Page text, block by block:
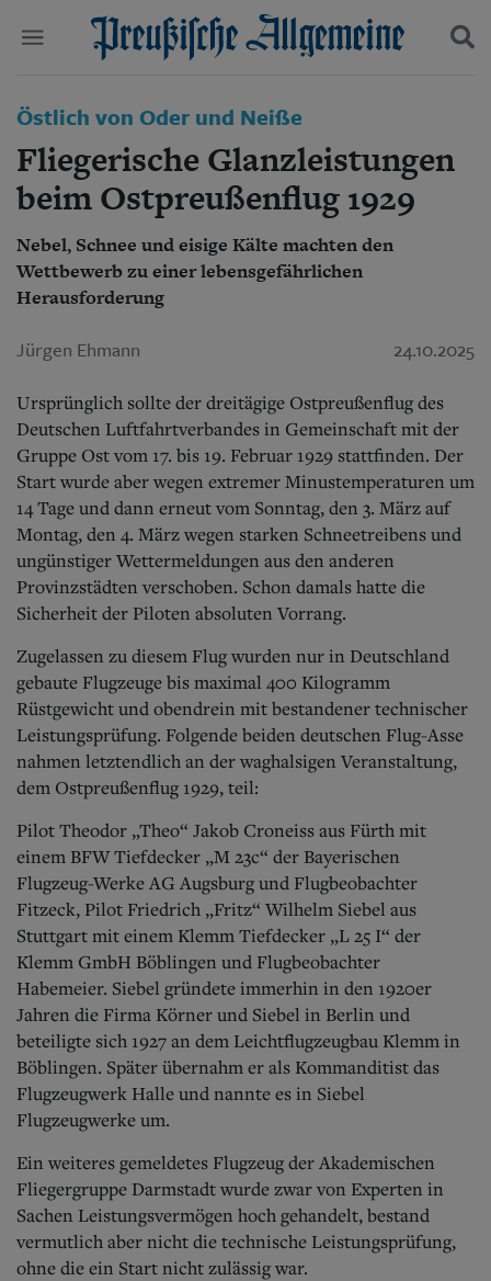
Start
Wer wir sind
Aktuelle Ausgabe
Abonnenten-Login
Abonnent werden
Abo Prämien
Archiv
Mediadaten
Politik
Wirtschaft
Panorama
Gesellschaft
Leben
Geschichte
Ostpreußen
Bücher
Kontakt
Impressum
Datenschutz
Suchen und finden
Östlich von Oder und Neiße
Fliegerische Glanzleistungen
beim Ostpreußenflug 1929
Nebel, Schnee und eisige Kälte machten den
Wettbewerb zu einer lebensgefährlichen
Herausforderung
Jürgen Ehmann 24.10.2025
Ursprünglich sollte der dreitägige Ostpreußenflug des
Deutschen Luftfahrtverbandes in Gemeinschaft mit der
Gruppe Ost vom 17. bis 19. Februar 1929 stattfinden. Der
Start wurde aber wegen extremer Minustemperaturen um
14 Tage und dann erneut vom Sonntag, den 3. März auf
Montag, den 4. März wegen starken Schneetreibens und
ungünstiger Wettermeldungen aus den anderen
Provinzstädten verschoben. Schon damals hatte die
Sicherheit der Piloten absoluten Vorrang.
Zugelassen zu diesem Flug wurden nur in Deutschland
gebaute Flugzeuge bis maximal 400 Kilogramm
Rüstgewicht und obendrein mit bestandener technischer
Leistungsprüfung. Folgende beiden deutschen Flug-Asse
nahmen letztendlich an der waghalsigen Veranstaltung,
dem Ostpreußenflug 1929, teil:
Pilot Theodor „Theo“ Jakob Croneiss aus Fürth mit
einem BFW Tiefdecker „M 23c“ der Bayerischen
Flugzeug-Werke AG Augsburg und Flugbeobachter
Fitzeck, Pilot Friedrich „Fritz“ Wilhelm Siebel aus
Stuttgart mit einem Klemm Tiefdecker „L 25 I“ der
Klemm GmbH Böblingen und Flugbeobachter
Habemeier. Siebel gründete immerhin in den 1920er
Jahren die Firma Körner und Siebel in Berlin und
beteiligte sich 1927 an dem Leichtflugzeugbau Klemm in
Böblingen. Später übernahm er als Kommanditist das
Flugzeugwerk Halle und nannte es in Siebel
Flugzeugwerke um.
Ein weiteres gemeldetes Flugzeug der Akademischen
Fliegergruppe Darmstadt wurde zwar von Experten in
Sachen Leistungsvermögen hoch gehandelt, bestand
vermutlich aber nicht die technische Leistungsprüfung,
ohne die ein Start nicht zulässig war.